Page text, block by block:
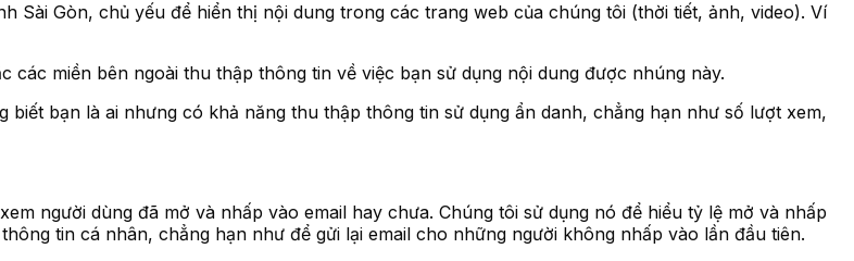
Sài Gòn, chủ yếu để hiển thị nội dung trong các trang web của chúng tôi (thời tiết, ảnh, video). Ví
miền bên ngoài thu thập thông tin về việc bạn sử dụng nội dung được nhúng này.
bạn là ai nhưng có khả năng thu thập thông tin sử dụng ẩn danh, chẳng hạn như số lượt xem,
người dùng đã mở và nhấp vào email hay chưa. Chúng tôi sử dụng nó để hiểu tỷ lệ mở và nhấp
tin cá nhân, chẳng hạn như để gửi lại email cho những người không nhấp vào lần đầu tiên.